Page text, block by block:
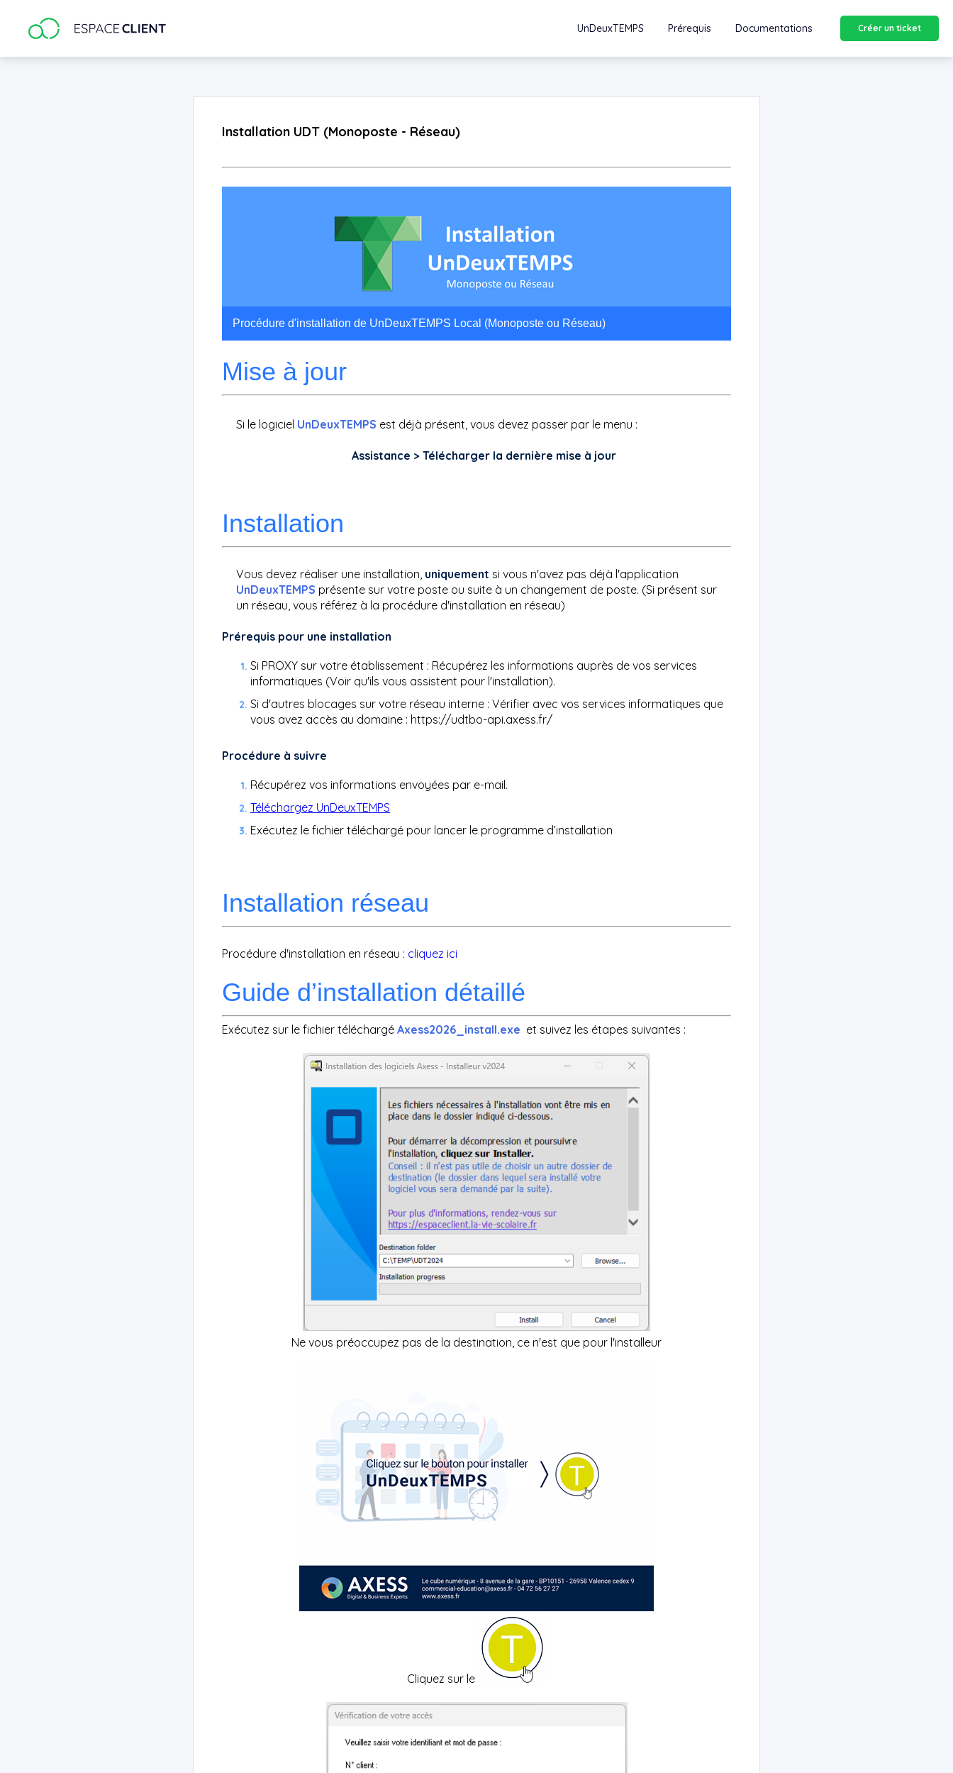
UnDeuxTEMPS Prérequis Documentations Créer un ticket
Installation UDT (Monoposte - Réseau)
Procédure d'installation de UnDeuxTEMPS Local (Monoposte ou Réseau)
Mise à jour
Si le logiciel UnDeuxTEMPS est déjà présent, vous devez passer par le menu :
Assistance > Télécharger la dernière mise à jour
Installation
Vous devez réaliser une installation, uniquement si vous n'avez pas déjà l'application
UnDeuxTEMPS présente sur votre poste ou suite à un changement de poste. (Si présent sur
un réseau, vous référez à la procédure d'installation en réseau)
Prérequis pour une installation
Si PROXY sur votre établissement : Récupérez les informations auprès de vos services
informatiques (Voir qu'ils vous assistent pour l'installation).
Si d'autres blocages sur votre réseau interne : Vérifier avec vos services informatiques que
vous avez accès au domaine : https://udtbo-api.axess.fr/
Procédure à suivre
Récupérez vos informations envoyées par e-mail.
Téléchargez UnDeuxTEMPS
Exécutez le fichier téléchargé pour lancer le programme d’installation
Installation réseau
Procédure d'installation en réseau : cliquez ici
Guide d’installation détaillé
Exécutez sur le fichier téléchargé Axess2026_install.exe et suivez les étapes suivantes :
Ne vous préoccupez pas de la destination, ce n'est que pour l'installeur
Cliquez sur le